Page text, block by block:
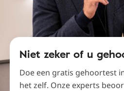
Niet zeker of u
Doe een gratis gehoortest
het zelf. Onze experts